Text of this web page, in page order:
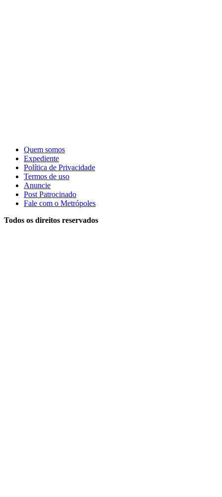
Quem somos
Expediente
Política de Privacidade
Termos de uso
Anuncie
Post Patrocinado
Fale com o Metrópoles
Todos os direitos reservados